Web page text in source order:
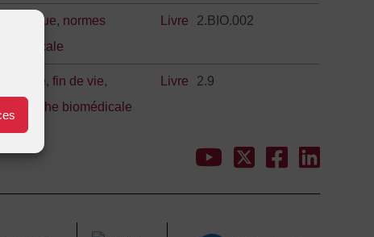
éthique, normes
Livre 2.BIO.002
,fin de vie,
recherche biomédicale
Livre 2.9